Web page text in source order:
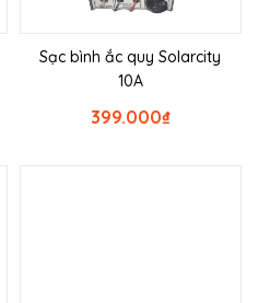
Sạc bình ắc quy Solarcity
10A
₫
399.000